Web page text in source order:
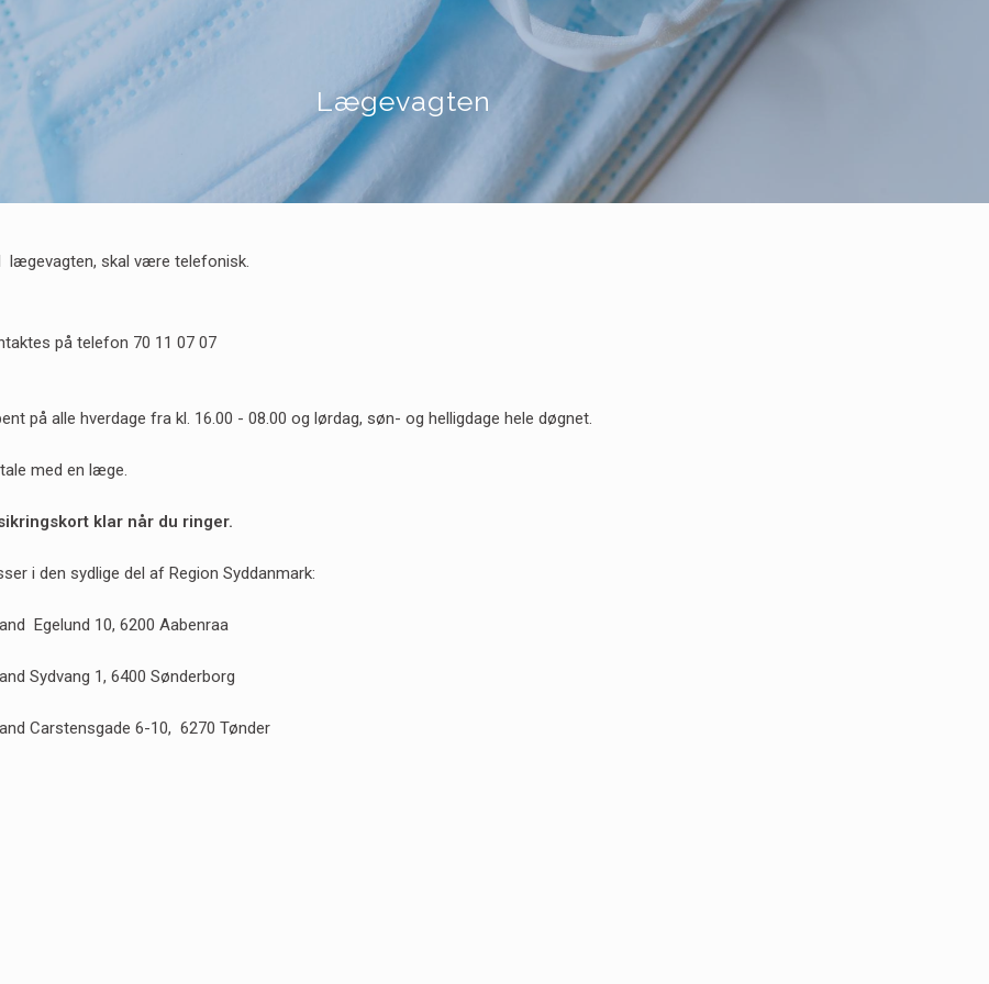
Lægevagten
lægevagten, skal være telefonisk.
på telefon 70 11 07 07
på alle hverdage fra kl. 16.00 - 08.00 og lørdag, søn- og helligdage hele døgnet.
med en læge.
klar når du ringer.
i den sydlige del af Region Syddanmark:
Egelund 10, 6200 Aabenraa
Sydvang 1, 6400 Sønderborg
Carstensgade 6-10, 6270 Tønder